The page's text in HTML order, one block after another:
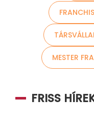
MESTER
FRISS